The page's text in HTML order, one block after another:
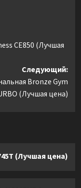
CE850 (Лучшая
Следующий:
Bronze Gym
(Лучшая цена)
(Лучшая цена)